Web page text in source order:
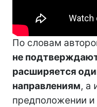
По словам
не
расширяется
направлениям, а
предположении